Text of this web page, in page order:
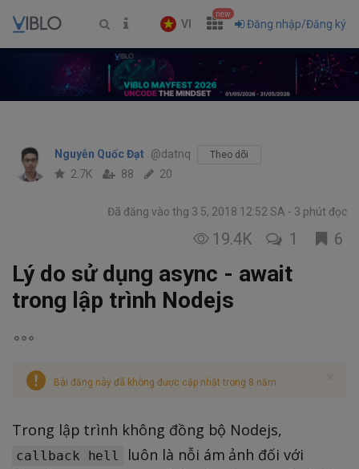
VI
new
Đăng nhập/Đăng ký
Nguyễn Quốc Đạt @datnq Theo dõi
2.7K 88 20
Đã đăng vào thg 3 5, 2018 12:52 SA 3 phút đọc
19.4K 1 6
Lý do sử dụng async - await
trong lập trình Nodejs
Bài đăng này đã không được cập nhật trong 8 năm
Trong lập trình không đồng bộ Nodejs,
callback hell
luôn là nỗi ám ảnh đối với